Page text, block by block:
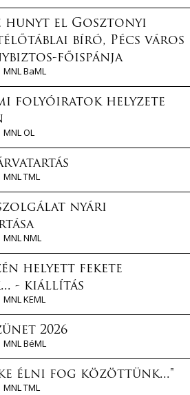
hunyt el Gosztonyi
bíró, Pécs város
főispánja
MNL BaML
folyóiratok helyzete
MNL OL
MNL TML
nyári
MNL NML
helyett fekete
- kiállítás
MNL KEML
2026
MNL BéML
élni fog közöttünk..."
MNL TML